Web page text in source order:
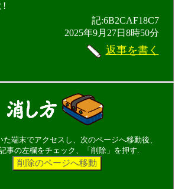
!
記:6B2CAF18C7
2025年9月27日8時50分
返事を書く
端末でアクセスし、次のページへ移動後、
事の左欄をチェック、「削除」を押す.